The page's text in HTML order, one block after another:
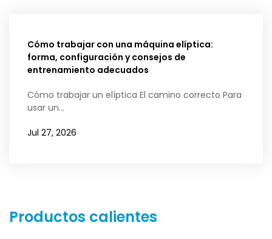
Cómo trabajar con una máquina elíptica:
forma, configuración y consejos de
entrenamiento adecuados
Cómo trabajar un elíptica El camino correcto Para
usar un...
Jul 27, 2026
Productos calientes